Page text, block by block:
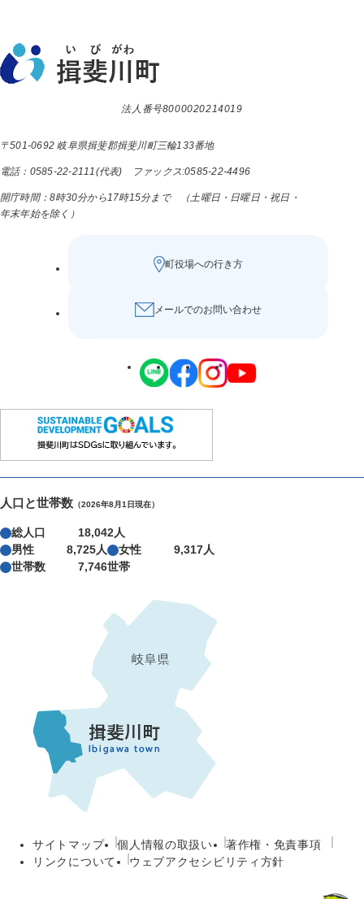
法人番号8000020214019
〒501-0692 岐阜県揖斐郡揖斐川町三輪133番地
電話：0585-22-2111(代表) ファックス:0585-22-4496
開庁時間：8時30分から17時15分まで （土曜日・日曜日・祝日・
年末年始を除く）
町役場への行き方
メールでのお問い合わせ
人口と世帯数 （2026年8月1日現在）
総人口
18,042人
男性
8,725人 女性
9,317人
世帯数
7,746世帯
サイトマップ 個人情報の取扱い
著作権・免責事項
リンクについて
ウェブアクセシビリティ方針